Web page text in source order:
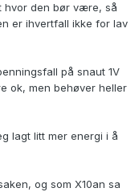
hvor den bør være, så
er ihvertfall ikke for lav
på snaut 1V
ok, men behøver heller
lagt litt mer energi i å
og som X10an sa